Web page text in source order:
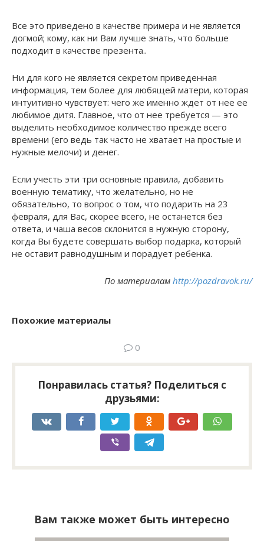
Все это приведено в качестве примера и не является
догмой; кому, как ни Вам лучше знать, что больше
подходит в качестве презента..
Ни для кого не является секретом приведенная
информация, тем более для любящей матери, которая
интуитивно чувствует: чего же именно ждет от нее ее
любимое дитя. Главное, что от нее требуется — это
выделить необходимое количество прежде всего
времени (его ведь так часто не хватает на простые и
нужные мелочи) и денег.
Если учесть эти три основные правила, добавить
военную тематику, что желательно, но не
обязательно, то вопрос о том, что подарить на 23
февраля, для Вас, скорее всего, не останется без
ответа, и чаша весов склонится в нужную сторону,
когда Вы будете совершать выбор подарка, который
не оставит равнодушным и порадует ребенка.
По материалам http://pozdravok.ru/
Похожие материалы
0
Понравилась статья? Поделиться с
друзьями:
Вам также может быть интересно